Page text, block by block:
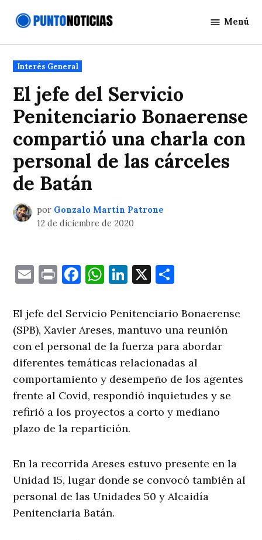
Noticias
Menú
Publicado
en
Interés General
El jefe del Servicio
Penitenciario Bonaerense
compartió una charla con
personal de las cárceles
de Batán
por Gonzalo Martín Patrone
12 de diciembre de 2020
EmailPrintFacebook
WhatsApp
LinkedIn
X
El jefe del Servicio Penitenciario Bonaerense
(SPB), Xavier Areses, mantuvo una reunión
con el personal de la fuerza para abordar
diferentes temáticas relacionadas al
comportamiento y desempeño de los agentes
frente al Covid, respondió inquietudes y se
refirió a los proyectos a corto y mediano
plazo de la repartición.
En la recorrida Areses estuvo presente en la
Unidad 15, lugar donde se convocó también al
personal de las Unidades 50 y Alcaidía
Penitenciaria Batán.